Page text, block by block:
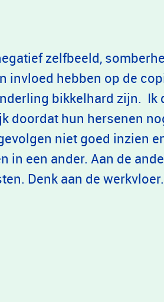
zelfbeeld,
invloed hebben op de
bikkelhard zijn. Ik
doordat hun hersenen
niet goed inzien
in een ander. Aan de
Denk aan de